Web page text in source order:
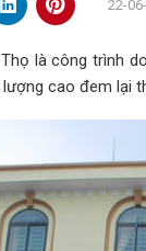
22-
là công trình
cao đem lại